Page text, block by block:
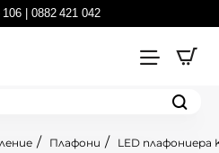
| 0882 421 042
Плафони LED